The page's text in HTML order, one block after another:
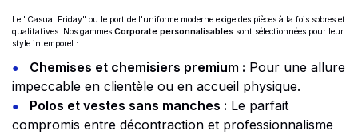
Le "Casual Friday" ou le port de l'uniforme moderne exige des pièces à la fois sobres et
qualitatives. Nos gammes Corporate personnalisables sont sélectionnées pour leur
style intemporel :
Chemises et chemisiers premium : Pour une allure
impeccable en clientèle ou en accueil physique.
Polos et vestes sans manches : Le parfait
compromis entre décontraction et professionnalisme